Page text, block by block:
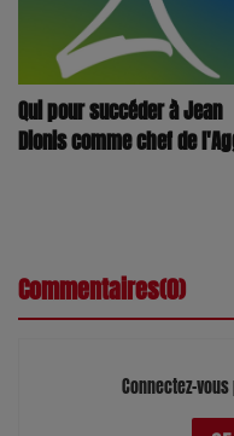
Qui pour succéder à Jean
Dionis comme chef de
Commentaires(0)
Connectez-